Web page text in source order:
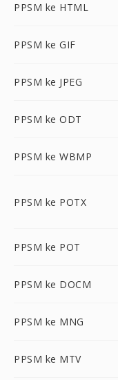
PPSM ke HTML
PPSM ke GIF
PPSM ke JPEG
PPSM ke ODT
PPSM ke WBMP
PPSM ke POTX
PPSM ke POT
PPSM ke DOCM
PPSM ke MNG
PPSM ke MTV